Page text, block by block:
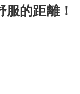
的距離！